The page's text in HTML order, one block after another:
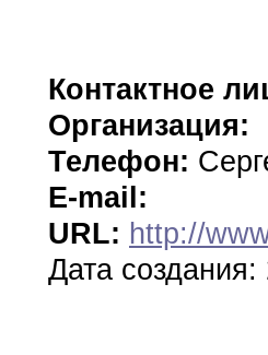
Контактное
Организация:
Телефон:
E-mail:
URL: http://
Дата создания: